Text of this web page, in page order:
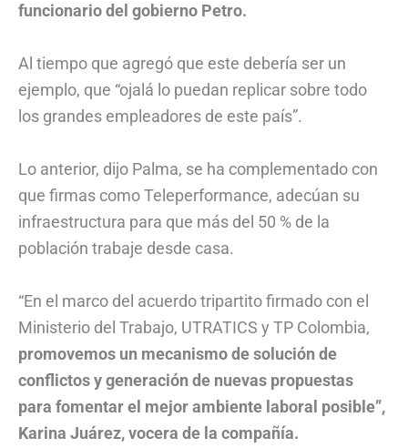
funcionario del gobierno Petro.
Al tiempo que agregó que este debería ser un
ejemplo, que “ojalá lo puedan replicar sobre todo
los grandes empleadores de este país”.
Lo anterior, dijo Palma, se ha complementado con
que firmas como Teleperformance, adecúan su
infraestructura para que más del 50 % de la
población trabaje desde casa.
“En el marco del acuerdo tripartito firmado con el
Ministerio del Trabajo, UTRATICS y TP Colombia,
promovemos un mecanismo de solución de
conflictos y generación de nuevas propuestas
para fomentar el mejor ambiente laboral posible”,
Karina Juárez, vocera de la compañía.